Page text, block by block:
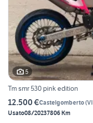
5
Tm smr 530 pink edition
12.500 €Castelgomberto(VI
Usato08/20237806 Km